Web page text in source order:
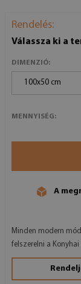
Rendelés:
Válassza ki a
DIMENZIÓ:
100x50 cm
MENNYISÉG:
A
Minden modern
felszerelni a